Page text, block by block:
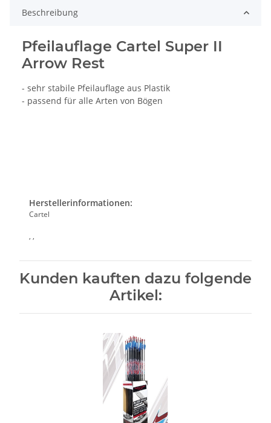
Beschreibung
Pfeilauflage Cartel Super II
Arrow Rest
- sehr stabile Pfeilauflage aus Plastik
- passend für alle Arten von Bögen
Herstellerinformationen:
Cartel
, ,
Kunden kauften dazu folgende
Artikel: